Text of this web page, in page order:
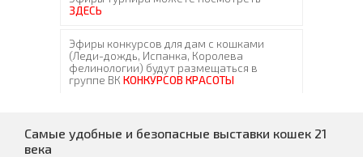
Самые удобные и безопасные выставки кошек 21
века